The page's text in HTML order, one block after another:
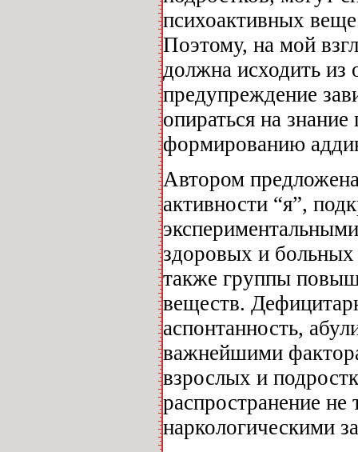
психоактивных
Поэтому, на мой
должна исходить из
предупреждение
опираться на
формированию
Автором
активности “я”,
здоровых и
также группы
веществ.
аспонтанность,
важнейшими
взрослых и
распространение
наркологическими